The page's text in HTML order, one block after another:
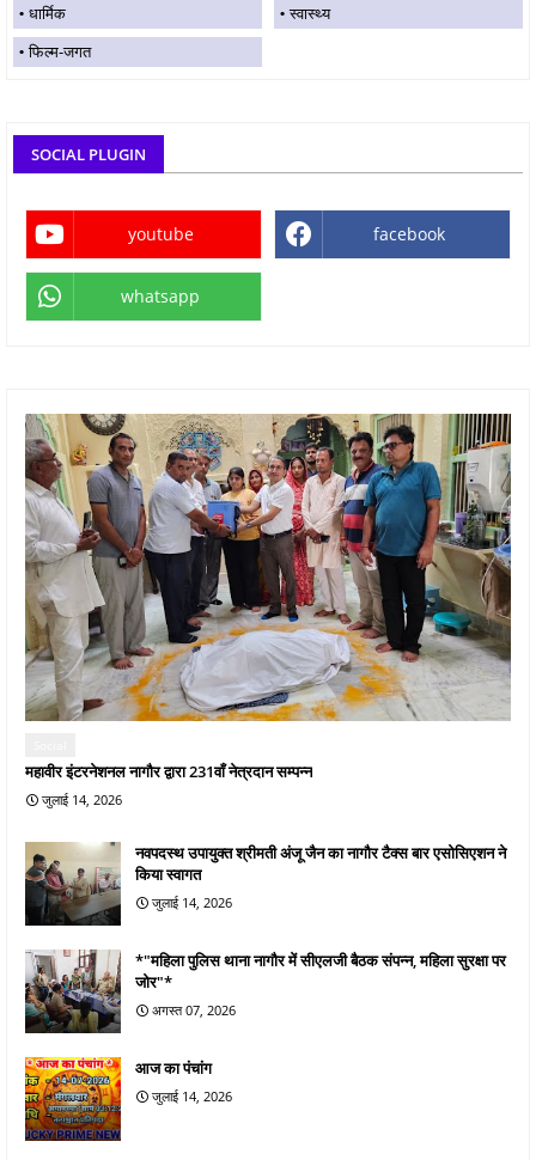
धार्मिक
स्वास्थ्य
फिल्म-जगत
SOCIAL PLUGIN
youtube facebook
whatsapp
महावीर इंटरनेशनल नागौर द्वारा 231वाँ नेत्रदान सम्पन्न
जुलाई 14, 2026
नवपदस्थ उपायुक्त श्रीमती अंजू जैन का नागौर टैक्स बार एसोसिएशन ने
किया स्वागत
जुलाई 14, 2026
*"महिला पुलिस थाना नागौर में सीएलजी बैठक संपन्न, महिला सुरक्षा पर
जोर"*
अगस्त 07, 2026
आज का पंचांग
जुलाई 14, 2026